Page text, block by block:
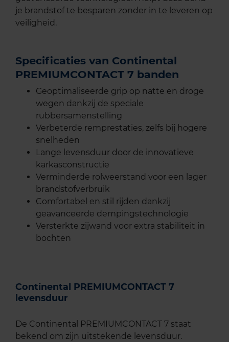
je brandstof te besparen zonder in te leveren op
veiligheid.
Specificaties van Continental
PREMIUMCONTACT 7 banden
Geoptimaliseerde grip op natte en droge
wegen dankzij de speciale
rubbersamenstelling
Verbeterde remprestaties, zelfs bij hogere
snelheden
Lange levensduur door de innovatieve
karkasconstructie
Verminderde rolweerstand voor een lager
brandstofverbruik
Comfortabel en stil rijden dankzij
geavanceerde dempingstechnologie
Versterkte zijwand voor extra stabiliteit in
bochten
Continental PREMIUMCONTACT 7
levensduur
De Continental PREMIUMCONTACT 7 staat
bekend om zijn uitstekende levensduur.